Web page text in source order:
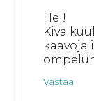
Hei!
Kiva
kaavoja
Vastaa